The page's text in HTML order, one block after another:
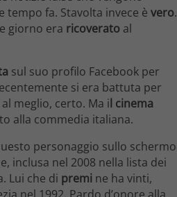
fa. Stavolta invece è vero.
giorno era ricoverato al
sul suo profilo Facebook per
si era battuta per
meglio, certo. Ma il cinema
alla commedia italiana.
personaggio sullo schermo
inclusa nel 2008 nella lista dei
Lui che di premi ne ha vinti,